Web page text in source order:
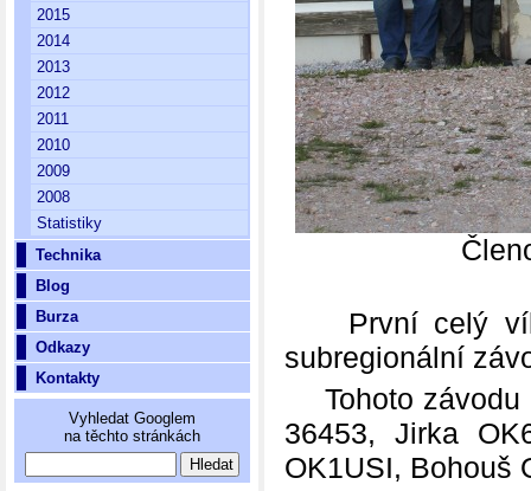
2015
2014
2013
2012
2011
2010
2009
2008
Statistiky
Technika
Blog
Burza
Odkazy
Kontakty
Vyhledat Googlem
na těchto stránkách
První celý
subregionální
Tohoto závodu
36453, Jirka
OK1USI, Bohouš